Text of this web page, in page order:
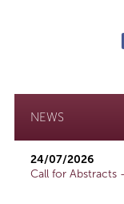
NEWS
24/07/2026
Call for Abstracts